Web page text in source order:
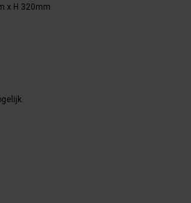
x H 320mm